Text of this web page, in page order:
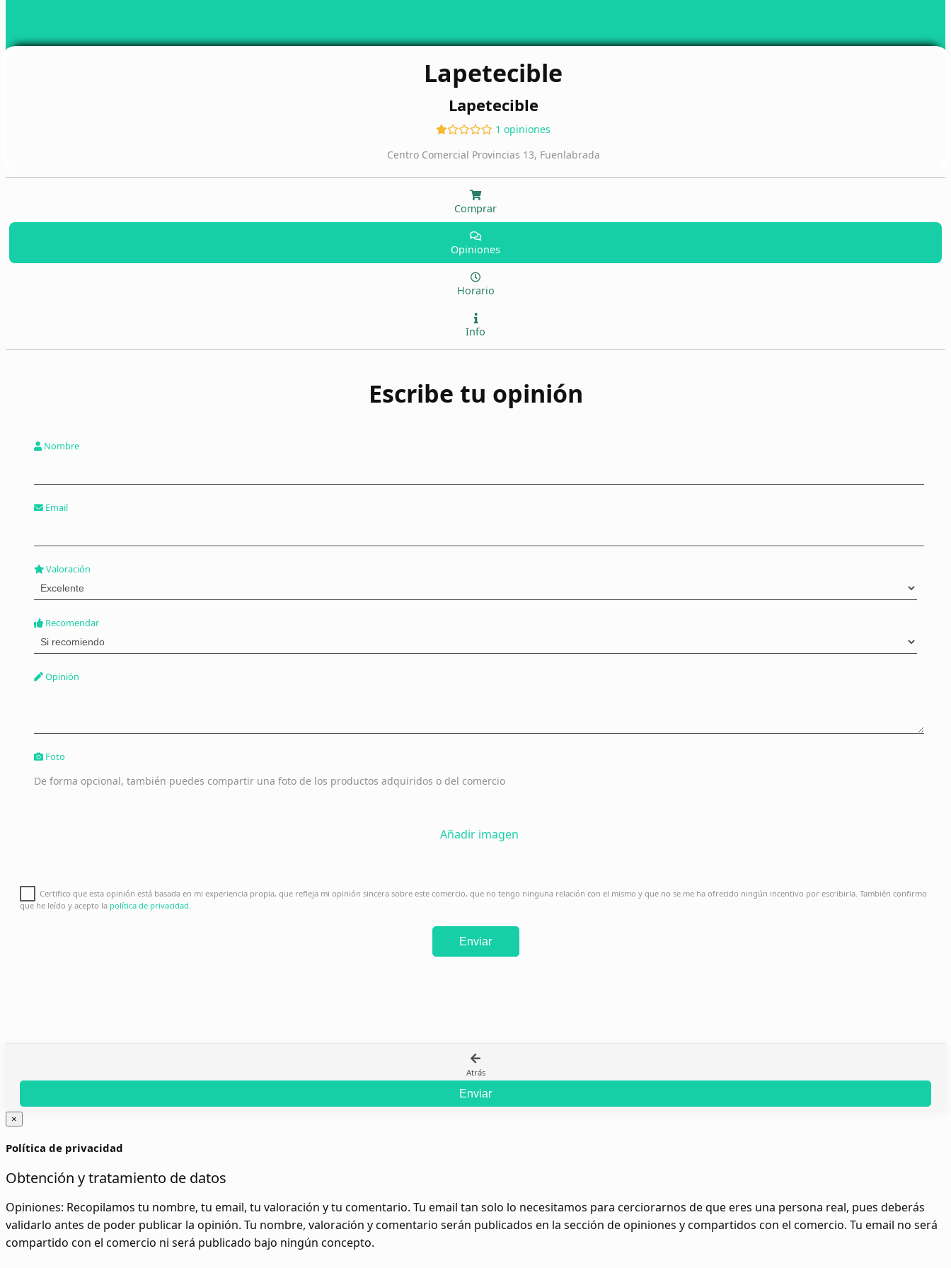
Lapetecible
Lapetecible
1 opiniones
Centro Comercial Provincias 13, Fuenlabrada
Comprar
Opiniones
Horario
Info
Escribe tu opinión
Nombre
Email
Valoración
Recomendar
Opinión
Foto
De forma opcional, también puedes compartir una foto de los productos adquiridos o del comercio
Añadir imagen
Certifico que esta opinión está basada en mi experiencia propia, que refleja mi opinión sincera sobre este comercio, que no tengo ninguna relación con el mismo y que no se me ha ofrecido ningún incentivo por escribirla. También confirmo
que he leído y acepto la política de privacidad.
Enviar
Atrás
Enviar
×
Política de privacidad
Obtención y tratamiento de datos
Opiniones: Recopilamos tu nombre, tu email, tu valoración y tu comentario. Tu email tan solo lo necesitamos para cerciorarnos de que eres una persona real, pues deberás
validarlo antes de poder publicar la opinión. Tu nombre, valoración y comentario serán publicados en la sección de opiniones y compartidos con el comercio. Tu email no será
compartido con el comercio ni será publicado bajo ningún concepto.